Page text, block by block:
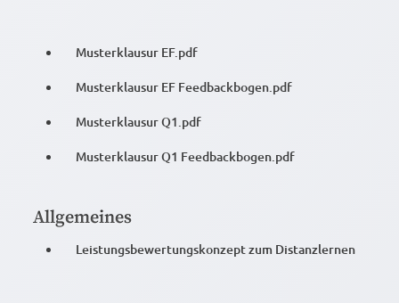
Musterklausur EF.pdf
Musterklausur EF Feedbackbogen.pdf
Musterklausur Q1.pdf
Musterklausur Q1 Feedbackbogen.pdf
Allgemeines
Leistungsbewertungskonzept zum Distanzlernen